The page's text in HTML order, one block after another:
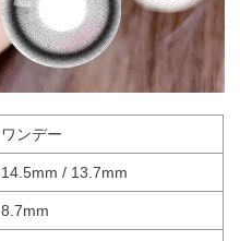
ワンデー
14.5mm / 13.7mm
8.7mm